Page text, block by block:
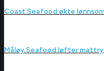
Coast Seafood økte
Måløy Seafood løfter